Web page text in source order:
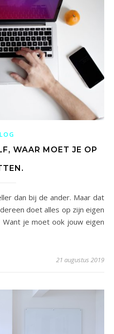
WAAR MOET JE OP
doet alles op zijn eigen
je moet ook jouw eigen
21 augustus 2019